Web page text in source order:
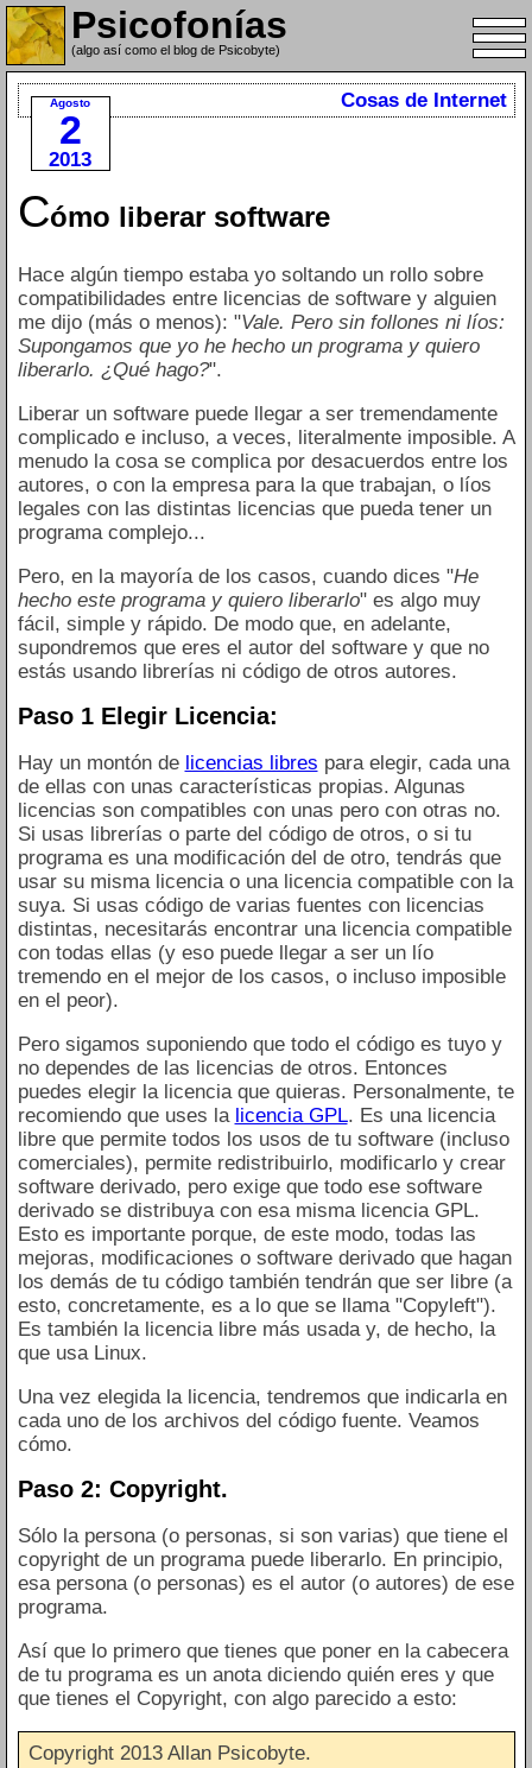
Psicofonías
(algo así como el blog de Psicobyte)
Agosto
2
2013
Cosas de Internet
Cómo liberar software
Hace algún tiempo estaba yo soltando un rollo sobre
compatibilidades entre licencias de software y alguien
me dijo (más o menos): "Vale. Pero sin follones ni líos:
Supongamos que yo he hecho un programa y quiero
liberarlo. ¿Qué hago?".
Liberar un software puede llegar a ser tremendamente
complicado e incluso, a veces, literalmente imposible. A
menudo la cosa se complica por desacuerdos entre los
autores, o con la empresa para la que trabajan, o líos
legales con las distintas licencias que pueda tener un
programa complejo...
Pero, en la mayoría de los casos, cuando dices "He
hecho este programa y quiero liberarlo" es algo muy
fácil, simple y rápido. De modo que, en adelante,
supondremos que eres el autor del software y que no
estás usando librerías ni código de otros autores.
Paso 1 Elegir Licencia:
Hay un montón de licencias libres para elegir, cada una
de ellas con unas características propias. Algunas
licencias son compatibles con unas pero con otras no.
Si usas librerías o parte del código de otros, o si tu
programa es una modificación del de otro, tendrás que
usar su misma licencia o una licencia compatible con la
suya. Si usas código de varias fuentes con licencias
distintas, necesitarás encontrar una licencia compatible
con todas ellas (y eso puede llegar a ser un lío
tremendo en el mejor de los casos, o incluso imposible
en el peor).
Pero sigamos suponiendo que todo el código es tuyo y
no dependes de las licencias de otros. Entonces
puedes elegir la licencia que quieras. Personalmente, te
recomiendo que uses la licencia GPL. Es una licencia
libre que permite todos los usos de tu software (incluso
comerciales), permite redistribuirlo, modificarlo y crear
software derivado, pero exige que todo ese software
derivado se distribuya con esa misma licencia GPL.
Esto es importante porque, de este modo, todas las
mejoras, modificaciones o software derivado que hagan
los demás de tu código también tendrán que ser libre (a
esto, concretamente, es a lo que se llama "Copyleft").
Es también la licencia libre más usada y, de hecho, la
que usa Linux.
Una vez elegida la licencia, tendremos que indicarla en
cada uno de los archivos del código fuente. Veamos
cómo.
Paso 2: Copyright.
Sólo la persona (o personas, si son varias) que tiene el
copyright de un programa puede liberarlo. En principio,
esa persona (o personas) es el autor (o autores) de ese
programa.
Así que lo primero que tienes que poner en la cabecera
de tu programa es un anota diciendo quién eres y que
que tienes el Copyright, con algo parecido a esto:
Copyright 2013 Allan Psicobyte.